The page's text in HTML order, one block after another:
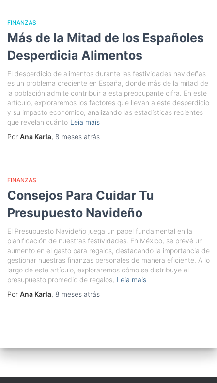
FINANZAS
Más de la Mitad de los Españoles
Desperdicia Alimentos
El desperdicio de alimentos durante las festividades navideñas
es un problema creciente en España, donde más de la mitad de
la población admite contribuir a esta preocupante cifra. En este
artículo, exploraremos los factores que llevan a este desperdicio
y su impacto económico, analizando las estadísticas recientes
que revelan cuánto Leia mais
Por Ana Karla, 8 meses atrás
FINANZAS
Consejos Para Cuidar Tu
Presupuesto Navideño
El Presupuesto Navideño juega un papel fundamental en la
planificación de nuestras festividades. En México, se prevé un
aumento en el gasto para regalos, destacando la importancia de
gestionar nuestras finanzas personales de manera eficiente. A lo
largo de este artículo, exploraremos cómo se distribuye el
presupuesto promedio de regalos, Leia mais
Por Ana Karla, 8 meses atrás